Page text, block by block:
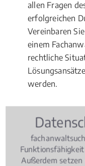
allen Fragen
erfolgreichen
Vereinbaren
einem
rechtliche
werden.
Außerdem